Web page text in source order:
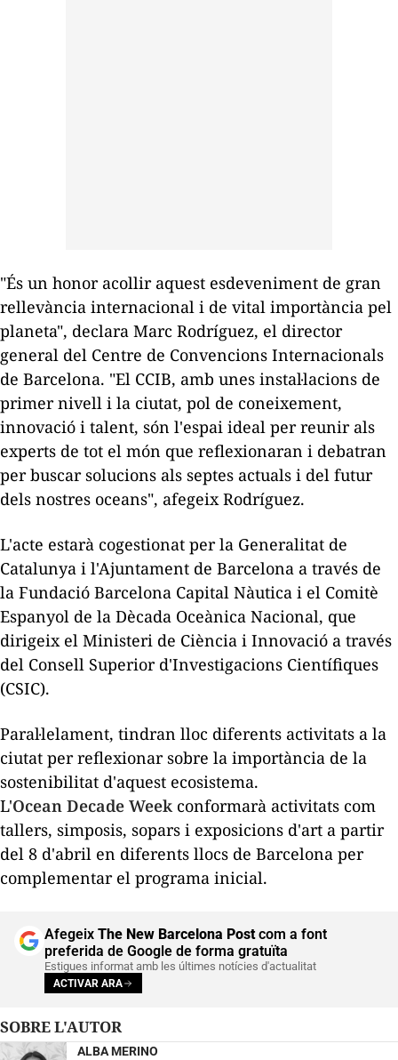
"És un honor acollir aquest esdeveniment de gran
rellevància internacional i de vital importància pel
planeta", declara Marc Rodríguez, el director
general del Centre de Convencions Internacionals
de Barcelona. "El CCIB, amb unes instal·lacions de
primer nivell i la ciutat, pol de coneixement,
innovació i talent, són l'espai ideal per reunir als
experts de tot el món que reflexionaran i debatran
per buscar solucions als septes actuals i del futur
dels nostres oceans", afegeix Rodríguez.
L'acte estarà cogestionat per la Generalitat de
Catalunya i l'Ajuntament de Barcelona a través de
la Fundació Barcelona Capital Nàutica i el Comitè
Espanyol de la Dècada Oceànica Nacional, que
dirigeix el Ministeri de Ciència i Innovació a través
del Consell Superior d'Investigacions Científiques
(CSIC).
Paral·lelament, tindran lloc diferents activitats a la
ciutat per reflexionar sobre la importància de la
sostenibilitat d'aquest ecosistema.
L'Ocean Decade Week conformarà activitats com
tallers, simposis, sopars i exposicions d'art a partir
del 8 d'abril en diferents llocs de Barcelona per
complementar el programa inicial.
Afegeix The New Barcelona Postcom a font
preferida de Google de forma gratuïta
Estigues informat amb les últimes notícies d'actualitat
ACTIVAR ARA
SOBRE L'AUTOR
ALBA MERINO